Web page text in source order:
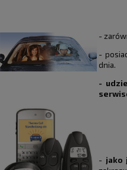
-
-
dnia.
-
- jako